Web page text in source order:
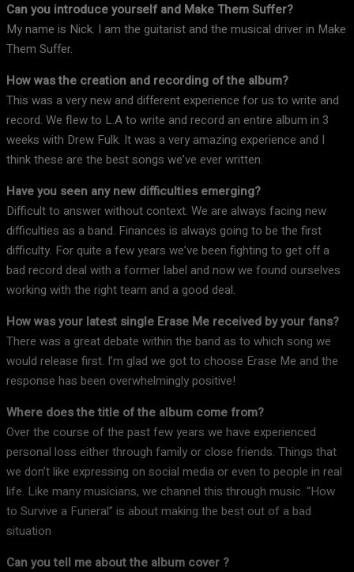
Can you introduce yourself and Make Them Suffer?
My name is Nick. I am the guitarist and the musical driver in Make
Them Suffer.
How was the creation and recording of the album?
This was a very new and different experience for us to write and
record. We flew to L.A to write and record an entire album in 3
weeks with Drew Fulk. It was a very amazing experience and I
think these are the best songs we’ve ever written.
Have you seen any new difficulties emerging?
Difficult to answer without context. We are always facing new
difficulties as a band. Finances is always going to be the first
difficulty. For quite a few years we’ve been fighting to get off a
bad record deal with a former label and now we found ourselves
working with the right team and a good deal.
How was your latest single Erase Me received by your fans?
There was a great debate within the band as to which song we
would release first. I’m glad we got to choose Erase Me and the
response has been overwhelmingly positive!
Where does the title of the album come from?
Over the course of the past few years we have experienced
personal loss either through family or close friends. Things that
we don’t like expressing on social media or even to people in real
life. Like many musicians, we channel this through music. “How
to Survive a Funeral” is about making the best out of a bad
situation
Can you tell me about the album cover ?